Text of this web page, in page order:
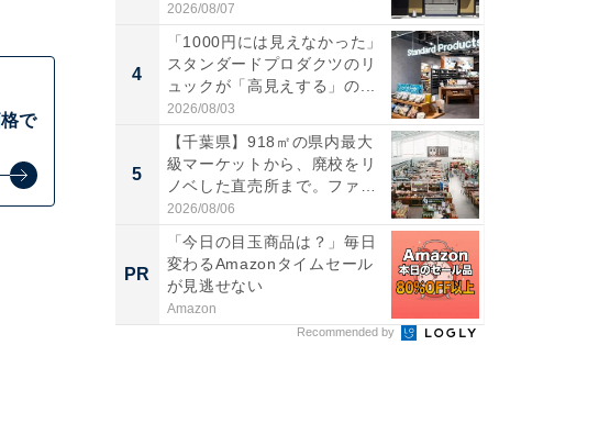
で
泉と...
2026/08/07
4
「1000円には見えなかった」
スタンダードプロダクツのリ
ュックが「高見えする」の...
2026/08/03
5
【千葉県】918㎡の県内最大
級マーケットから、廃校をリ
ノベした直売所まで。ファ
ー...
2026/08/06
PR
「今日の目玉商品は？」毎日
変わるAmazonタイムセール
が見逃せない
Amazon
Recommended by